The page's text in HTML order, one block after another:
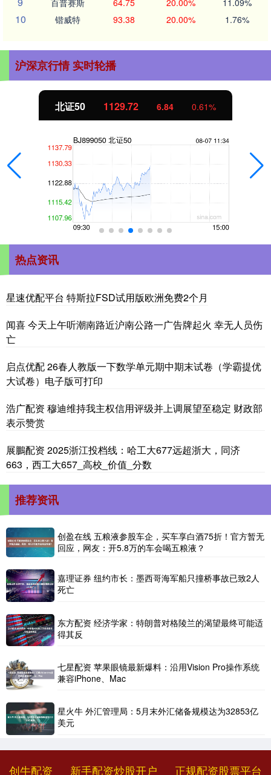
百普赛斯 64.75 20.00% 11.09%
10 锴威特 93.38 20.00% 1.76%
沪深京行情 实时轮播
北证50 1129.72 6.84 0.61%
热点资讯
星速优配平台 特斯拉FSD试用版欧洲免费2个月
闻喜 今天上午听潮南路近沪南公路一广告牌起火 幸无人员伤
亡
启点优配 26春人教版一下数学单元期中期末试卷（学霸提优
大试卷）电子版可打印
浩广配资 穆迪维持我主权信用评级并上调展望至稳定 财政部
表示赞赏
展鵬配资 2025浙江投档线：哈工大677远超浙大，同济
663，西工大657_高校_价值_分数
推荐资讯
创盈在线 五粮液参股车企，买车享白酒75折！官方暂无
回应，网友：开5.8万的车会喝五粮液？
嘉理证券 纽约市长：墨西哥海军船只撞桥事故已致2人
死亡
东方配资 经济学家：特朗普对格陵兰的渴望最终可能适
得其反
七星配资 苹果眼镜最新爆料：沿用Vision Pro操作系统
兼容iPhone、Mac
星火牛 外汇管理局：5月末外汇储备规模达为32853亿
美元
创牛配资 新手配资炒股开户 正规配资股票平台